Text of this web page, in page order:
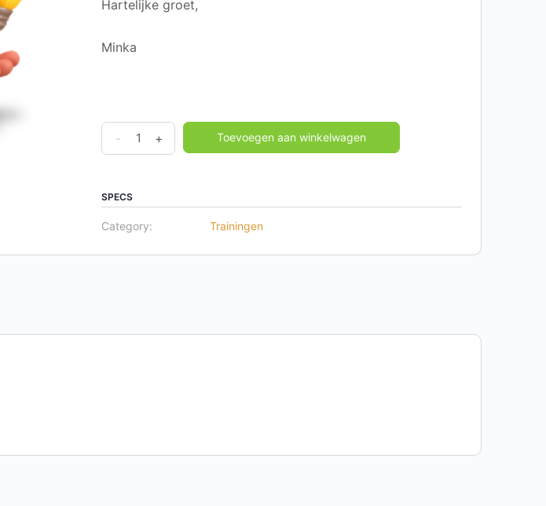
Hartelijke groet,
Minka
Tweedaagse
Creatief
quantity
- + Toevoegen aan winkelwagen
SPECS
Category: Trainingen